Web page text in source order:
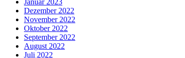
Dezember 2022
November 2022
Oktober 2022
September 2022
August 2022
Juli 2022